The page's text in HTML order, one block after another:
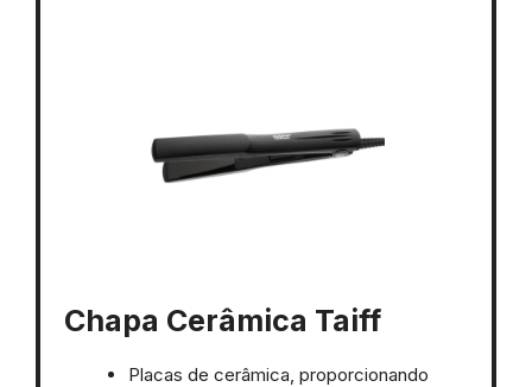
Chapa Cerâmica Taiff
Placas de cerâmica, proporcionando